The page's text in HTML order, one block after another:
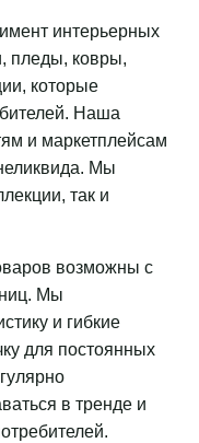
интерьерных
пледы, ковры,
которые
Наша
и маркетплейсам
Мы
так и
возможны с
Мы
и гибкие
для постоянных
в тренде и